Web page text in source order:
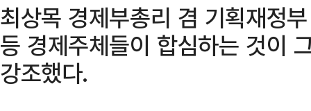
최상목 경제부총리 겸 기획재정
등 경제주체들이 합심하는 것이
강조했다.